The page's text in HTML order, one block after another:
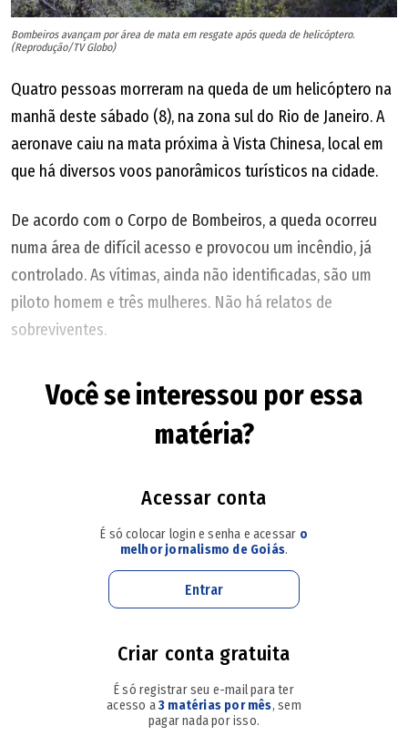
Bombeiros avançam por área de mata em resgate após queda de helicóptero.
(Reprodução/TV Globo)
Quatro pessoas morreram na queda de um helicóptero na
manhã deste sábado (8), na zona sul do Rio de Janeiro. A
aeronave caiu na mata próxima à Vista Chinesa, local em
que há diversos voos panorâmicos turísticos na cidade.
De acordo com o Corpo de Bombeiros, a queda ocorreu
numa área de difícil acesso e provocou um incêndio, já
controlado. As vítimas, ainda não identificadas, são um
piloto homem e três mulheres. Não há relatos de
sobreviventes.
Cúpula da Voepass orientava em grupo de WhatsApp
que falhas fossem omitidas, diz PF
foram resgatados com hipotermia, segundo os
Aviões da Delta Air Lines entram em rota de colisão em
aeroporto dos EUA
O prefixo da aeronave não foi divulgado. A identificação
das vítimas ficará a cargo da Polícia Civil. Os bombeiros
foram acionados às 11h11 e mobilizou 40 militares, 11
viaturas de quatro unidades operacionais.
Você se interessou por essa
matéria?
Acessar conta
É só colocar login e senha e acessar o
melhor jornalismo de Goiás.
Entrar
Criar conta gratuita
É só registrar seu e-mail para ter
acesso a3 matérias por mês, sem
pagar nada por isso.